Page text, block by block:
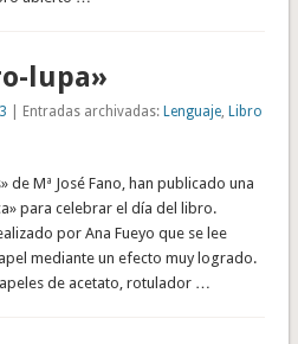
lupa»
| Entradas archivadas:Lenguaje ,Libro
de Mª José Fano, han publicado una
para celebrar el día del libro.
por Ana Fueyo que se lee
mediante un efecto muy logrado.
de acetato, rotulador …